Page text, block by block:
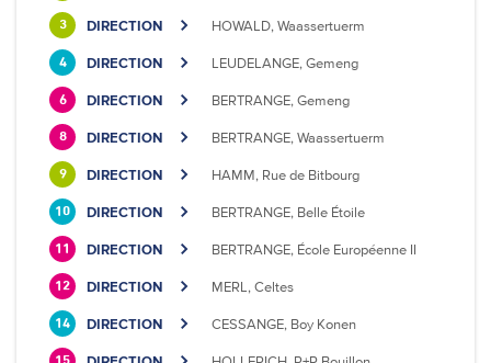
3 DIRECTION HOWALD, Waassertuerm
4 DIRECTION LEUDELANGE, Gemeng
6 DIRECTION BERTRANGE, Gemeng
8 DIRECTION BERTRANGE, Waassertuerm
9 DIRECTION HAMM, Rue de Bitbourg
10 DIRECTION BERTRANGE, Belle Étoile
11 DIRECTION BERTRANGE, École Européenne II
12 DIRECTION MERL, Celtes
14 DIRECTION CESSANGE, Boy Konen